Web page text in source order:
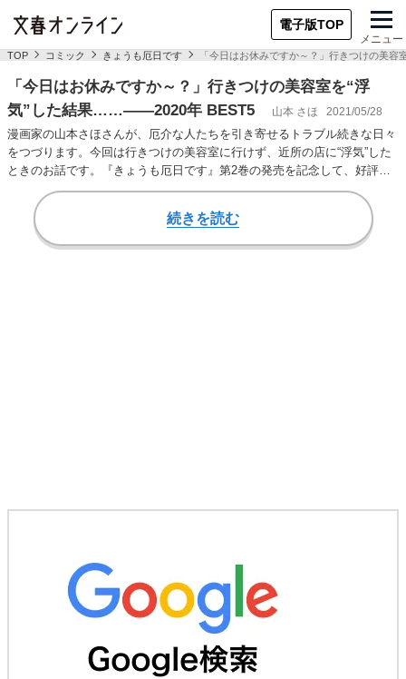
電子版TOP
メニュー
TOP コミック きょうも厄日です 「今日はお休みですか～？」行きつけの美
「今日はお休みですか～？」行きつけの美容室を“浮
気”した結果……――2020年 BEST5
山本 さほ 2021/05/28
漫画家の山本さほさんが、厄介な人たちを引き寄せるトラブル続きな日々
をつづります。今回は行きつけの美容室に行けず、近所の店に“浮気”した
ときのお話です。『きょうも厄日です』第2巻の発売を記念して、好評だ
ったエピソード…
続きを読む